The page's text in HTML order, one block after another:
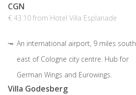
CGN
€ 43.10 from Hotel Villa Esplanade
An international airport, 9 miles south
east of Cologne city centre. Hub for
German Wings and Eurowings.
Villa Godesberg